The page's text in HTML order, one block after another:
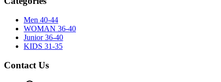
Men 40-44
WOMAN 36-40
Junior 36-40
KIDS 31-35
Contact Us